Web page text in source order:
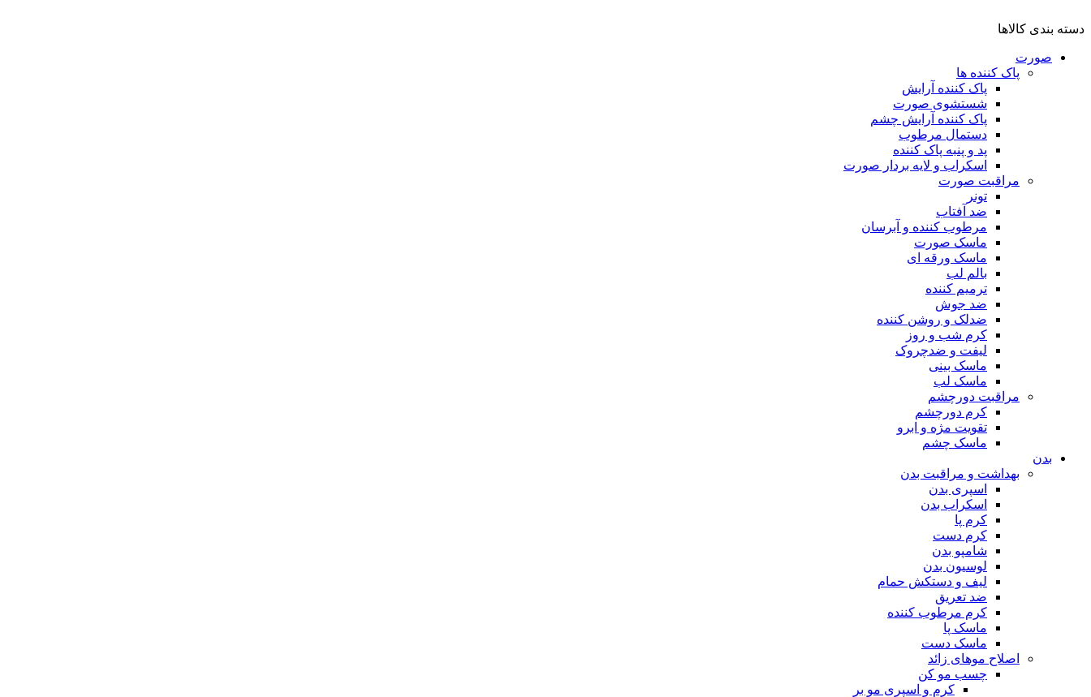
دسته بندی کالاها
صورت
پاک کننده ها
پاک کننده آرایش
شستشوی صورت
پاک کننده آرایش چشم
دستمال مرطوب
پد و پنبه پاک کننده
اسکراب و لایه بردار صورت
مراقبت صورت
تونر
ضد آفتاب
مرطوب کننده و آبرسان
ماسک صورت
ماسک ورقه ای
بالم لب
ترمیم کننده
ضد جوش
ضدلک و روشن کننده
کرم شب و روز
لیفت و ضدچروک
ماسک بینی
ماسک لب
مراقبت دورچشم
کرم دورچشم
تقویت مژه و ابرو
ماسک چشم
بدن
بهداشت و مراقبت بدن
اسپری بدن
اسکراب بدن
کرم پا
کرم دست
شامپو بدن
لوسیون بدن
لیف و دستکش حمام
ضد تعریق
کرم مرطوب کننده
ماسک پا
ماسک دست
اصلاح موهای زائد
چسب مو کن
کرم و اسپری مو بر